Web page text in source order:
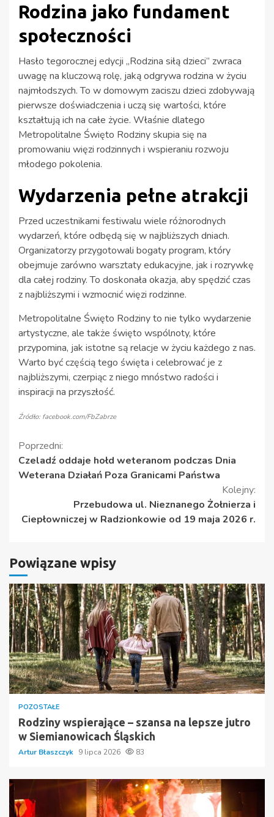
Rodzina jako fundament
społeczności
Hasło tegorocznej edycji „Rodzina siłą dzieci” zwraca
uwagę na kluczową rolę, jaką odgrywa rodzina w życiu
najmłodszych. To w domowym zaciszu dzieci zdobywają
pierwsze doświadczenia i uczą się wartości, które
kształtują ich na całe życie. Właśnie dlatego
Metropolitalne Święto Rodziny skupia się na
promowaniu więzi rodzinnych i wspieraniu rozwoju
młodego pokolenia.
Wydarzenia pełne atrakcji
Przed uczestnikami festiwalu wiele różnorodnych
wydarzeń, które odbędą się w najbliższych dniach.
Organizatorzy przygotowali bogaty program, który
obejmuje zarówno warsztaty edukacyjne, jak i rozrywkę
dla całej rodziny. To doskonała okazja, aby spędzić czas
z najbliższymi i wzmocnić więzi rodzinne.
Metropolitalne Święto Rodziny to nie tylko wydarzenie
artystyczne, ale także święto wspólnoty, które
przypomina, jak istotne są relacje w życiu każdego z nas.
Warto być częścią tego święta i celebrować je z
najbliższymi, czerpiąc z niego mnóstwo radości i
inspiracji na przyszłość.
Źródło: facebook.com/FbZabrze
Kontynuuj
czytanie
Poprzedni:
Czeladź oddaje hołd weteranom podczas Dnia
Weterana Działań Poza Granicami Państwa
Kolejny:
Przebudowa ul. Nieznanego Żołnierza i
Ciepłowniczej w Radzionkowie od 19 maja 2026 r.
Powiązane wpisy
POZOSTAŁE
Rodziny wspierające – szansa na lepsze jutro
w Siemianowicach Śląskich
Artur Błaszczyk 9 lipca 2026 83